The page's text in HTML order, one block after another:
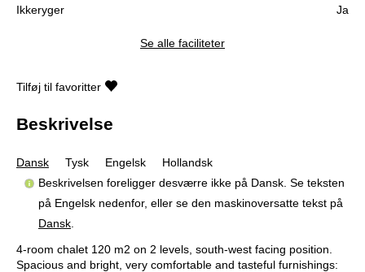
Ikkeryger
Ja
Se alle faciliteter
Tilføj til favoritter
Beskrivelse
Dansk Tysk Engelsk
Hollandsk
Beskrivelsen foreligger desværre ikke på Dansk. Se teksten
på Engelsk nedenfor, eller se den maskinoversatte tekst på
Dansk
4-room chalet 120 m2 on 2 levels, south-west facing position.
Spacious and bright, very comfortable and tasteful furnishings: